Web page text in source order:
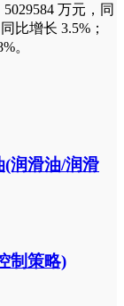
万元，同
比增长 3.5%；
。
润滑油/润滑
制策略)